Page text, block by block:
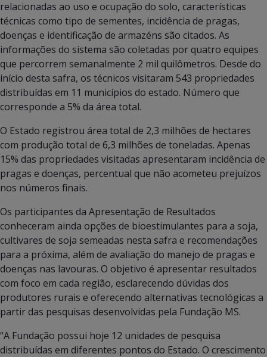
relacionadas ao uso e ocupação do solo, características
técnicas como tipo de sementes, incidência de pragas,
doenças e identificação de armazéns são citados. As
informações do sistema são coletadas por quatro equipes
que percorrem semanalmente 2 mil quilômetros. Desde do
início desta safra, os técnicos visitaram 543 propriedades
distribuídas em 11 municípios do estado. Número que
corresponde a 5% da área total.
O Estado registrou área total de 2,3 milhões de hectares
com produção total de 6,3 milhões de toneladas. Apenas
15% das propriedades visitadas apresentaram incidência de
pragas e doenças, percentual que não acometeu prejuízos
nos números finais.
Os participantes da Apresentação de Resultados
conheceram ainda opções de bioestimulantes para a soja,
cultivares de soja semeadas nesta safra e recomendações
para a próxima, além de avaliação do manejo de pragas e
doenças nas lavouras. O objetivo é apresentar resultados
com foco em cada região, esclarecendo dúvidas dos
produtores rurais e oferecendo alternativas tecnológicas a
partir das pesquisas desenvolvidas pela Fundação MS.
“A Fundação possui hoje 12 unidades de pesquisa
distribuídas em diferentes pontos do Estado. O crescimento